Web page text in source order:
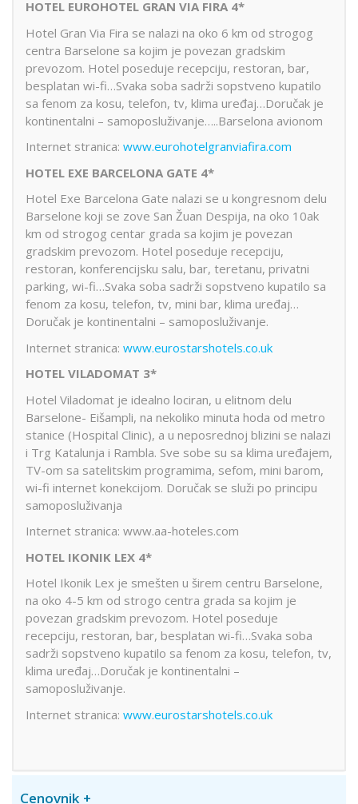
HOTEL EUROHOTEL GRAN VIA FIRA 4*
Hotel Gran Via Fira se nalazi na oko 6 km od strogog
centra Barselone sa kojim je povezan gradskim
prevozom. Hotel poseduje recepciju, restoran, bar,
besplatan wi-fi…Svaka soba sadrži sopstveno kupatilo
sa fenom za kosu, telefon, tv, klima uređaj…Doručak je
kontinentalni – samoposluživanje…..Barselona avionom
Internet stranica: www.eurohotelgranviafira.com
HOTEL EXE BARCELONA GATE 4*
Hotel Exe Barcelona Gate nalazi se u kongresnom delu
Barselone koji se zove San Žuan Despija, na oko 10ak
km od strogog centar grada sa kojim je povezan
gradskim prevozom. Hotel poseduje recepciju,
restoran, konferencijsku salu, bar, teretanu, privatni
parking, wi-fi…Svaka soba sadrži sopstveno kupatilo sa
fenom za kosu, telefon, tv, mini bar, klima uređaj…
Doručak je kontinentalni – samoposluživanje.
Internet stranica: www.eurostarshotels.co.uk
HOTEL VILADOMAT 3*
Hotel Viladomat je idealno lociran, u elitnom delu
Barselone- Eišampli, na nekoliko minuta hoda od metro
stanice (Hospital Clinic), a u neposrednoj blizini se nalazi
i Trg Katalunja i Rambla. Sve sobe su sa klima uređajem,
TV-om sa satelitskim programima, sefom, mini barom,
wi-fi internet konekcijom. Doručak se služi po principu
samoposluživanja
Internet stranica: www.aa-hoteles.com
HOTEL IKONIK LEX 4*
Hotel Ikonik Lex je smešten u širem centru Barselone,
na oko 4-5 km od strogo centra grada sa kojim je
povezan gradskim prevozom. Hotel poseduje
recepciju, restoran, bar, besplatan wi-fi…Svaka soba
sadrži sopstveno kupatilo sa fenom za kosu, telefon, tv,
klima uređaj…Doručak je kontinentalni –
samoposluživanje.
Internet stranica: www.eurostarshotels.co.uk
Cenovnik